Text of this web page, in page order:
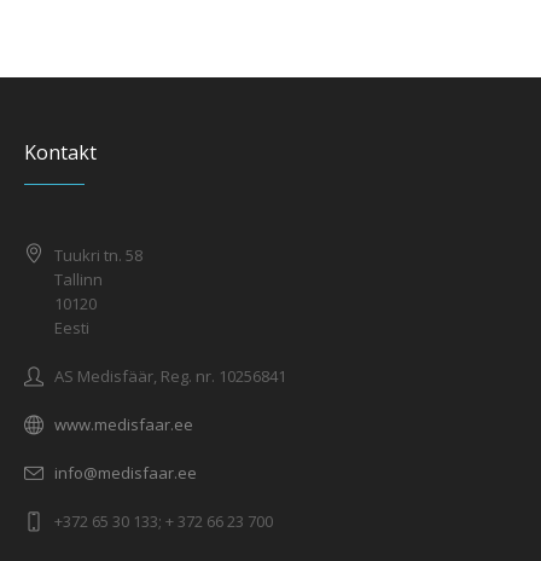
Kontakt
Tuukri tn. 58
Tallinn
10120
Eesti
AS Medisfäär, Reg. nr. 10256841
www.medisfaar.ee
info@medisfaar.ee
+372 65 30 133; + 372 66 23 700